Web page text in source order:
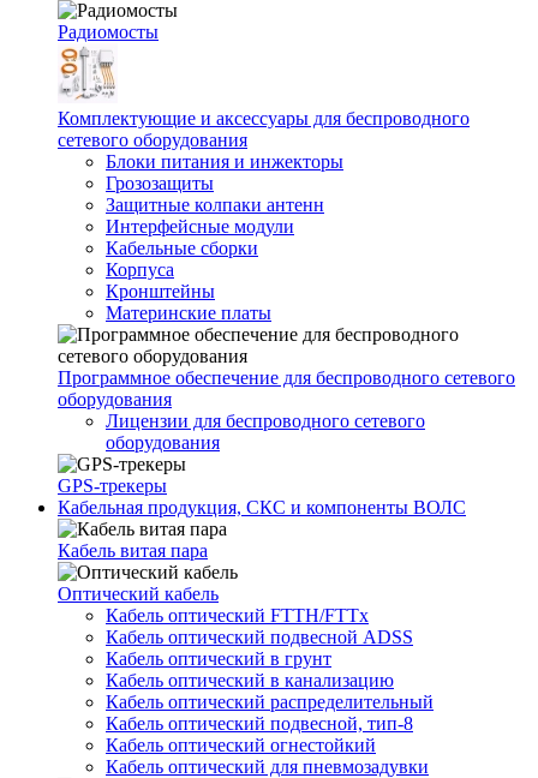
Радиомосты
Комплектующие и аксессуары для беспроводного
сетевого оборудования
Блоки питания и инжекторы
Грозозащиты
Защитные колпаки антенн
Интерфейсные модули
Кабельные сборки
Корпуса
Кронштейны
Материнские платы
Программное обеспечение для беспроводного сетевого
оборудования
Лицензии для беспроводного сетевого
оборудования
GPS-трекеры
Кабельная продукция, СКС и компоненты ВОЛС
Кабель витая пара
Оптический кабель
Кабель оптический FTTH/FTTx
Кабель оптический подвесной ADSS
Кабель оптический в грунт
Кабель оптический в канализацию
Кабель оптический распределительный
Кабель оптический подвесной, тип-8
Кабель оптический огнестойкий
Кабель оптический для пневмозадувки